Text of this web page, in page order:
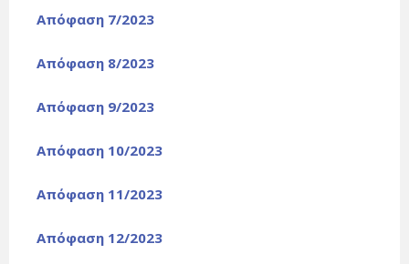
Απόφαση 7/2023
Απόφαση 8/2023
Απόφαση 9/2023
Απόφαση 10/2023
Απόφαση 11/2023
Απόφαση 12/2023